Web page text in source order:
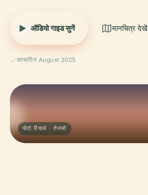
ऑडियो गाइड सुनें मानचित्र देखें
सत्यापित August 2025
पोर्टा रियाले · तेरामो